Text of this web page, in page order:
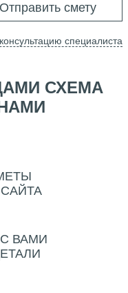
Отправить смету
специалиста
СХЕМА
ВАМИ